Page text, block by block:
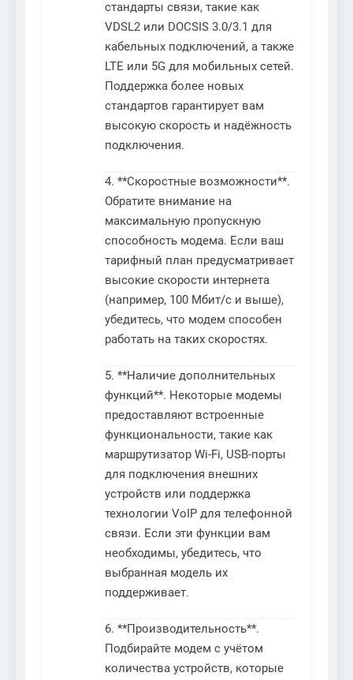
стандарты связи, такие как
VDSL2 или DOCSIS 3.0/3.1 для
кабельных подключений, а также
LTE или 5G для мобильных сетей.
Поддержка более новых
стандартов гарантирует вам
высокую скорость и надёжность
подключения.
4. **Скоростные возможности**.
Обратите внимание на
максимальную пропускную
способность модема. Если ваш
тарифный план предусматривает
высокие скорости интернета
(например, 100 Мбит/с и выше),
убедитесь, что модем способен
работать на таких скоростях.
5. **Наличие дополнительных
функций**. Некоторые модемы
предоставляют встроенные
функциональности, такие как
маршрутизатор Wi-Fi, USB-порты
для подключения внешних
устройств или поддержка
технологии VoIP для телефонной
связи. Если эти функции вам
необходимы, убедитесь, что
выбранная модель их
поддерживает.
6. **Производительность**.
Подбирайте модем с учётом
количества устройств, которые